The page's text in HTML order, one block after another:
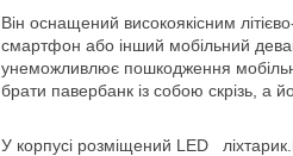
Він оснащений високоякісним
смартфон або інший мобільний
унеможливлює пошкодження
брати павербанк із собою скрізь, а
У корпусі розміщений LED